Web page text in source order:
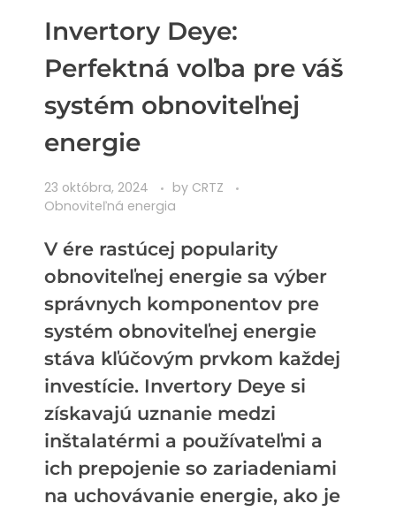
Invertory Deye:
Perfektná voľba pre váš
systém obnoviteľnej
energie
23 októbra, 2024 by CRTZ
Obnoviteľná energia
V ére rastúcej popularity
obnoviteľnej energie sa výber
správnych komponentov pre
systém obnoviteľnej energie
stáva kľúčovým prvkom každej
investície. Invertory Deye si
získavajú uznanie medzi
inštalatérmi a používateľmi a
ich prepojenie so zariadeniami
na uchovávanie energie, ako je